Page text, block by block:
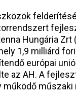
Hungária Zrt
1,9 milliárd
európai
az AH. A
működő